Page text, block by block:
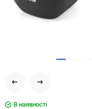
В наявності